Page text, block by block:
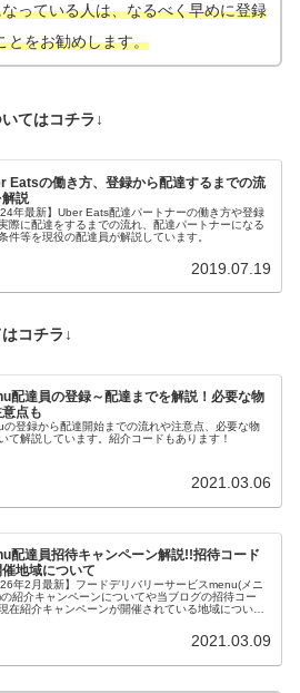
っている人は、なるべく早めに登録
とをお勧めします。
てはコチラ↓
Eatsの働き方、登録から配達するまでの流
説
年最新】Uber Eats配達パートナーの働き方や登録
際に配達をするまでの流れ、配達パートナーになる
件等を現役の配達員が解説しています。
2019.07.19
コチラ↓
配達員の登録～配達までを解説！必要な物
点も
の登録から配達開始までの流れや注意点、必要な物
て解説しています。紹介コードもあります！
2021.03.06
配達員招待キャンペーン解説!!招待コード
催地域について
年2月最新】フードデリバリーサービスmenu(メニ
の紹介キャンペーンについてや当ブログの招待コー
在紹介キャンペーンが開催されている地域について
2021.03.09